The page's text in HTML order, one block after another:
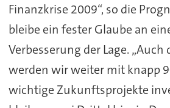
Finanzkrise 2009“, so die
bleibe ein fester Glaube an
Verbesserung der Lage. „Auch
werden wir weiter mit knapp
wichtige Zukunftsprojekte